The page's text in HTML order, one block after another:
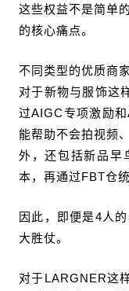
这些权益不是简单
的核心痛点。
不同类型的优质商
对于新物与服饰这
过AIGC专项激励
能帮助不会拍视频
外，还包括新品早
本，再通过FBT仓
因此，即便是4人
大胜仗。
对于LARGNER这